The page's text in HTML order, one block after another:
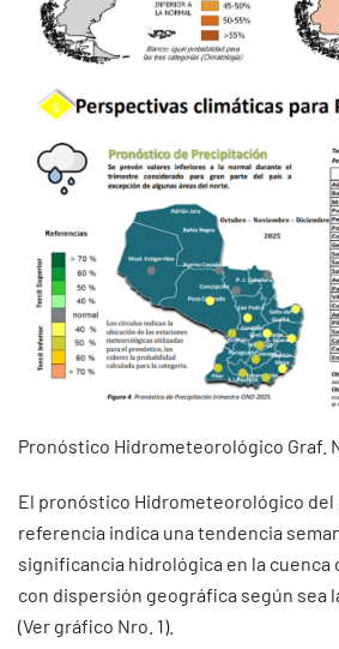
Pronóstico Hidrometeorológico Graf.
El pronóstico Hidrometeorológico del
referencia indica una tendencia
significancia hidrológica en la cuenca
con dispersión geográfica según sea
(Ver gráfico Nro. 1).